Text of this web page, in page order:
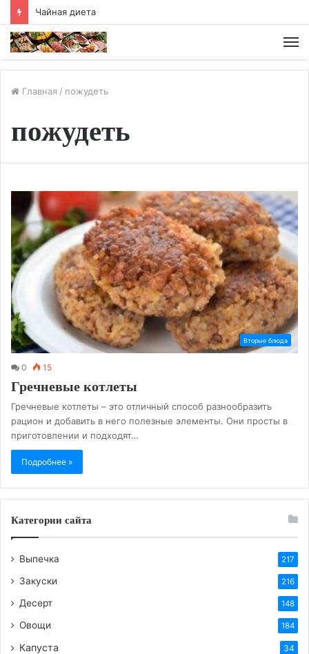
Чайная диета
Главная / пожудеть
пожудеть
Вторые блюда
0 15
Гречневые котлеты
Гречневые котлеты – это отличный способ разнообразить
рацион и добавить в него полезные элементы. Они просты в
приготовлении и подходят…
Подробнее »
Категории сайта
Выпечка 217
Закуски 216
Десерт 148
Овощи 184
Капуста 34